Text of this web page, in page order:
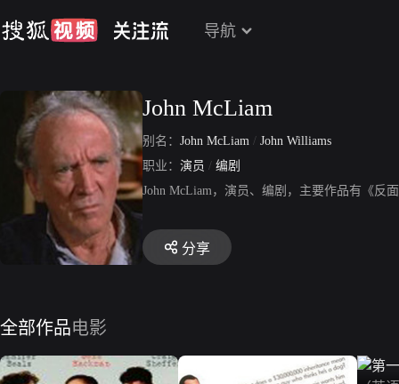
导航
John McLiam
别名： John McLiam / John Williams
职业： 演员 / 编剧
John McLiam，演员、编剧，主要作品有《反
分享
全部作品电影